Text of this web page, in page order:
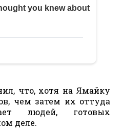
что, хотя на Ямайку
чем затем их оттуда
людей, готовых
деле.